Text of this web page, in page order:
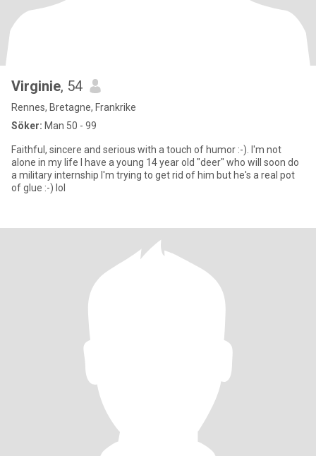
Virginie, 54
Rennes, Bretagne, Frankrike
Söker: Man 50 - 99
Faithful, sincere and serious with a touch of humor :-). I'm not
alone in my life I have a young 14 year old "deer" who will soon do
a military internship I'm trying to get rid of him but he's a real pot
of glue :-) lol